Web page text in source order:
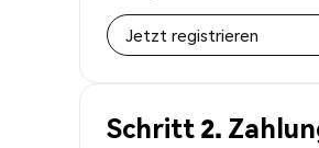
Jetzt registrieren
Schritt 2.